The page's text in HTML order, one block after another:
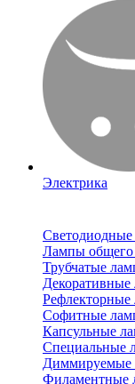
Электрика
Лампы общего
Трубчатые
Софитные
Капсульные
Специальные
Диммируемые
Филаментные